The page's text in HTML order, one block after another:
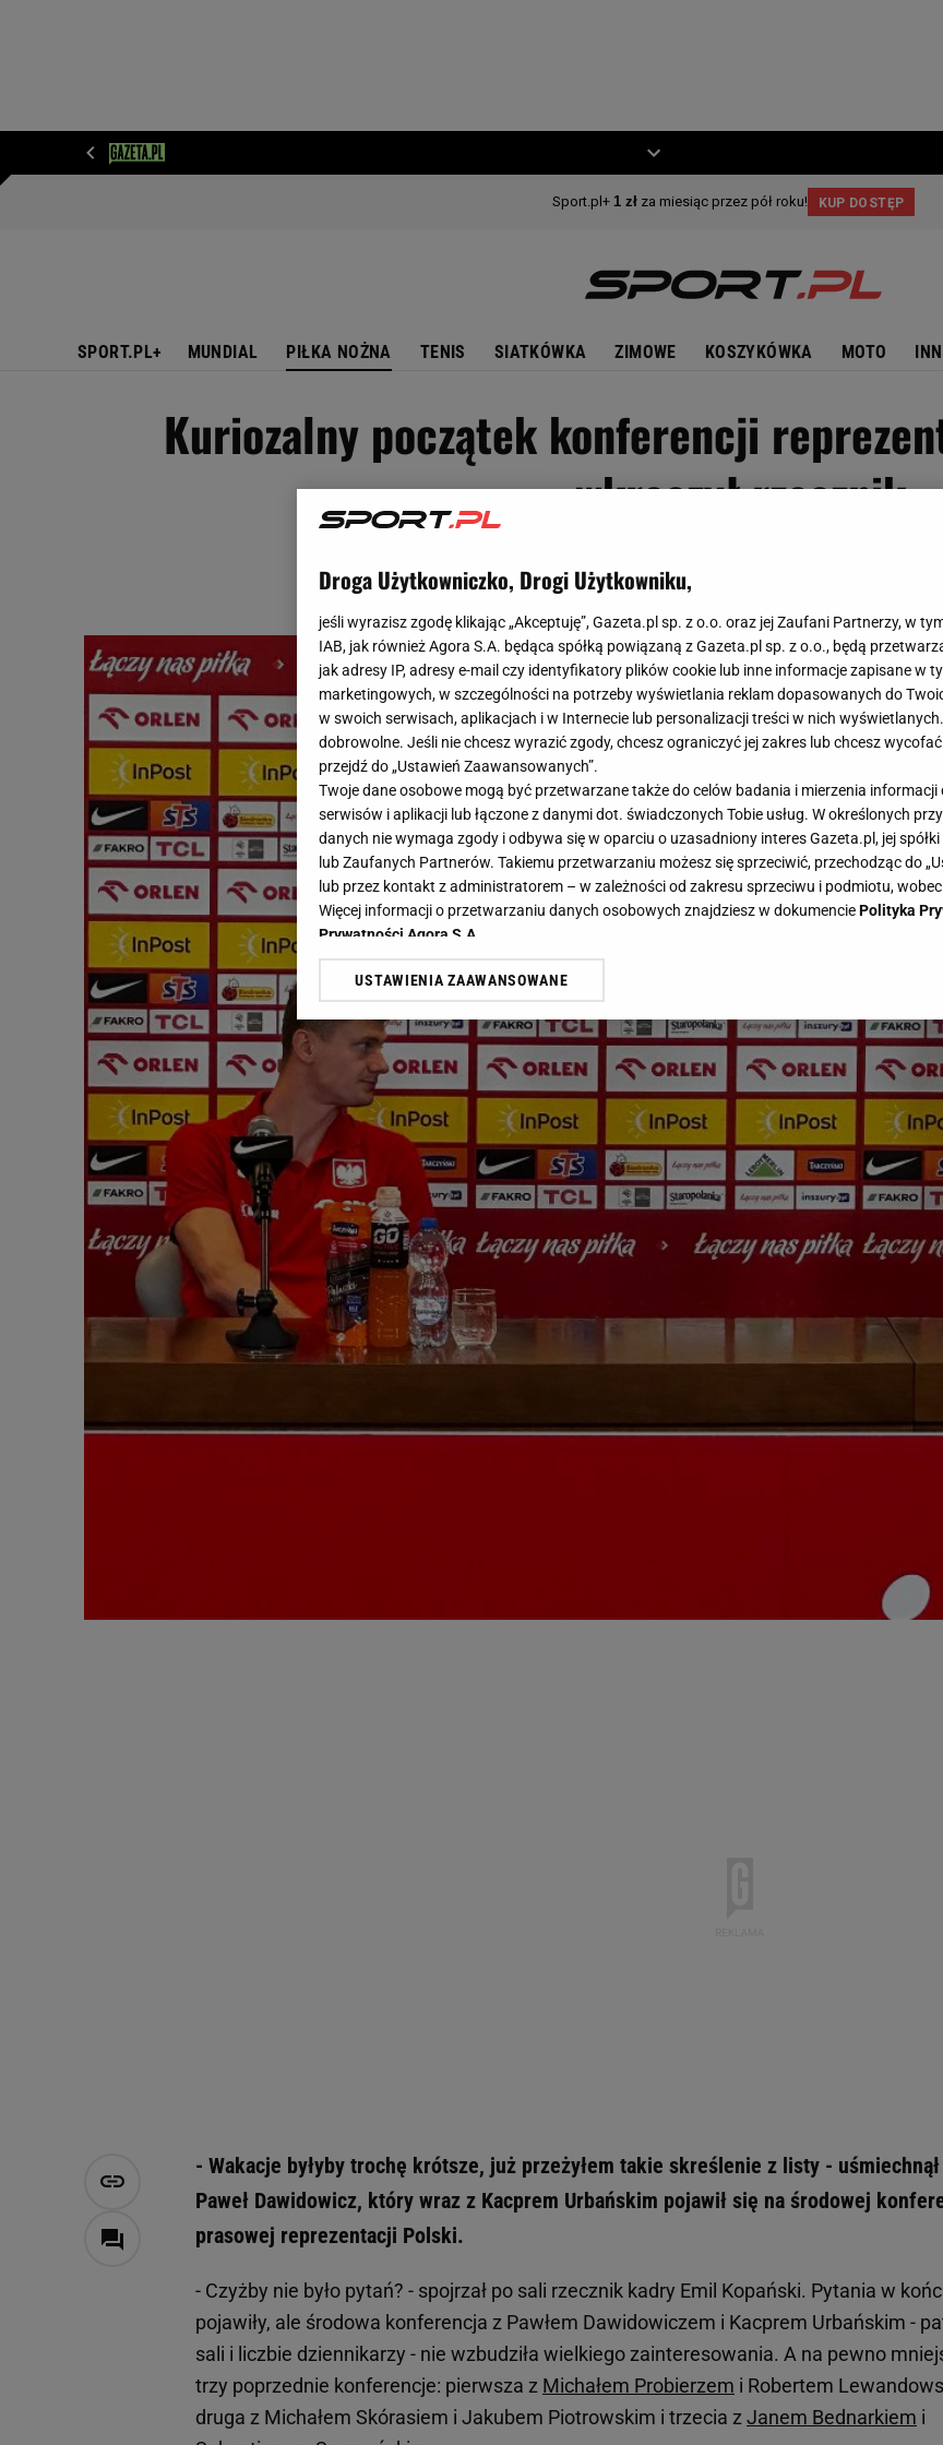
SPORT.PL+ MUNDIAL PIŁKA NOŻNA TENIS SIATKÓWKA ZIMOWE KOSZYKÓWKA MOTO
Kuriozalny początek konferencji
wkroczył rzecznik
- Wakacje byłyby trochę krótsze, już przeżyłem takie skreślenie z listy -
Paweł Dawidowicz, który wraz z Kacprem Urbańskim pojawił się na środowej
prasowej reprezentacji Polski.
- Czyżby nie było pytań? - spojrzał po sali rzecznik kadry Emil Kopański. Pytania w
pojawiły, ale środowa konferencja z Pawłem Dawidowiczem i Kacprem Urbańskim -
sali i liczbie dziennikarzy - nie wzbudziła wielkiego zainteresowania. A na pewno
trzy poprzednie konferencje: pierwsza z Michałem Probierzem i Robertem
druga z Michałem Skórasiem i Jakubem Piotrowskim i trzecia z Janem Bednarkiem i
Droga Użytkowniczko, Drogi Użytkowniku,
jeśli wyrazisz zgodę klikając „Akceptuję”, Gazeta.pl sp. z o.o. oraz jej Zaufani Partnerzy, w
IAB, jak również Agora S.A. będąca spółką powiązaną z Gazeta.pl sp. z o.o., będą
jak adresy IP, adresy e-mail czy identyfikatory plików cookie lub inne informacje zapisane w
marketingowych, w szczególności na potrzeby wyświetlania reklam dopasowanych do
w swoich serwisach, aplikacjach i w Internecie lub personalizacji treści w nich
dobrowolne. Jeśli nie chcesz wyrazić zgody, chcesz ograniczyć jej zakres lub chcesz
przejdź do „Ustawień Zaawansowanych”.
Twoje dane osobowe mogą być przetwarzane także do celów badania i mierzenia
serwisów i aplikacji lub łączone z danymi dot. świadczonych Tobie usług. W określonych
danych nie wymaga zgody i odbywa się w oparciu o uzasadniony interes Gazeta.pl, jej
lub Zaufanych Partnerów. Takiemu przetwarzaniu możesz się sprzeciwić, przechodząc do
lub przez kontakt z administratorem – w zależności od zakresu sprzeciwu i podmiotu,
Więcej informacji o przetwarzaniu danych osobowych znajdziesz w dokumenciePolityka
Prywatności Agora S.A.
Klikając „Akceptuję” wyrażasz też zgodę na zainstalowanie i przechowywanie plików cookie
Zaufanych Partnerów i Agora S.A. na Twoim urządzeniu końcowym. Możesz w każdej chwili
dotyczące plików cookie, wywołując narzędzie do zarządzania twoimi preferencjami dot.
odnośnik „Ustawienia prywatności ” w stopce serwisu i przechodząc do „Ustawień
plików cookie możliwa jest także za pomocą ustawień przeglądarki.
My, nasi Zaufani Partnerzy i Agora S.A. możemy przetwarzać dane osobowe w
Użycie dokładnych danych geolokalizacyjnych. Aktywne skanowanie charakterystyki
Przechowywanie informacji na urządzeniu lub dostęp do nich. Spersonalizowane reklamy i
badnie odbiorców i ulepszanie usług.Lista Zaufanych Partnerów
USTAWIENIA ZAAWANSOWANE